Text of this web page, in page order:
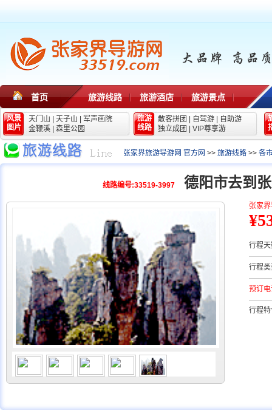
首页 旅游线路 旅游酒店 旅游景点
风景
图片
天门山 天子山
军声画院
金鞭溪
森里公园
旅游
线路
散客拼团 自驾游
自助游
独立成团
VIP尊享游
张家界旅游导游网 官方网 >> 旅游线路 >> 各
线路编号:33519-3997 德阳市去到
张家
行程
行程
预订
行程